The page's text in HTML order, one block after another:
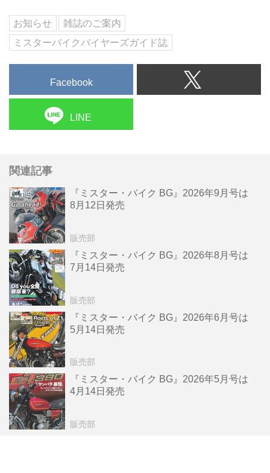
お知らせ
雑誌のご案内
ミスターバイクバイヤーズガイド誌
Facebook
LINE
関連記事
『ミスター・バイク BG』2026年9月号は
8月12日発売
販売部
『ミスター・バイク BG』2026年8月号は
7月14日発売
販売部
『ミスター・バイク BG』2026年6月号は
5月14日発売
販売部
『ミスター・バイク BG』2026年5月号は
4月14日発売
販売部